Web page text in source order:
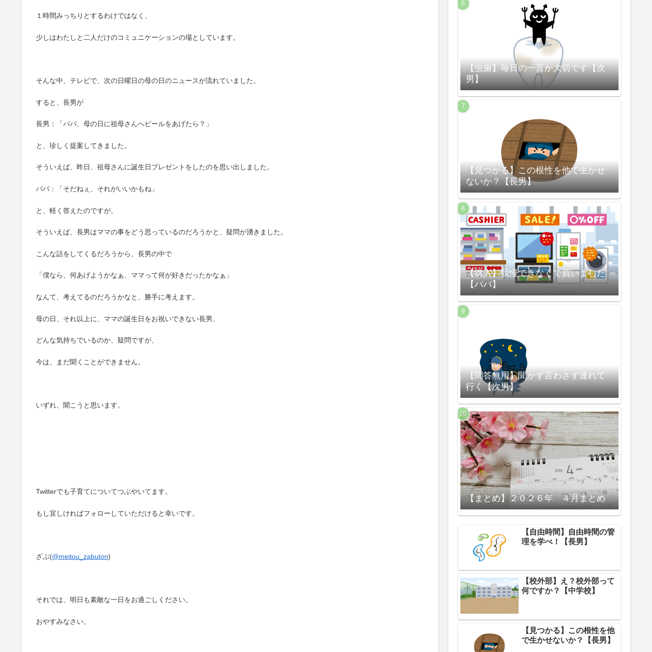
１時間みっちりとするわけではなく、
少しはわたしと二人だけのコミュニケーションの場としています。
そんな中、テレビで、次の日曜日の母の日のニュースが流れていました。
すると、長男が
長男：「パパ、母の日に祖母さんへビールをあげたら？」
と、珍しく提案してきました。
そういえば、昨日、祖母さんに誕生日プレゼントをしたのを思い出しました。
パパ：「そだねぇ、それがいいかもね」
と、軽く答えたのですが、
そういえば、長男はママの事をどう思っているのだろうかと、疑問が湧きました。
こんな話をしてくるだろうから、長男の中で
「僕なら、何あげようかなぁ、ママって何が好きだったかなぁ」
なんて、考えてるのだろうかなと、勝手に考えます。
母の日、それ以上に、ママの誕生日をお祝いできない長男、
どんな気持ちでいるのか、疑問ですが、
今は、まだ聞くことができません。
いずれ、聞こうと思います。
Twitterでも子育てについてつぶやいてます。
もし宜しければフォローしていただけると幸いです。
ざぶ(@meitou_zabuton)
それでは、明日も素敵な一日をお過ごしください。
おやすみなさい。
【虫歯】毎日の一言が大切です【次
男】
【見つかる】この根性を他で生かせ
ないか？【長男】
【購入】我慢できなくて買いました
【パパ】
【問答無用】聞かず言わさず連れて
行く【次男】
【まとめ】２０２６年 ４月まとめ
【自由時間】自由時間の管
理を学べ！【長男】
【校外部】え？校外部って
何ですか？【中学校】
【見つかる】この根性を他
で生かせないか？【長男】